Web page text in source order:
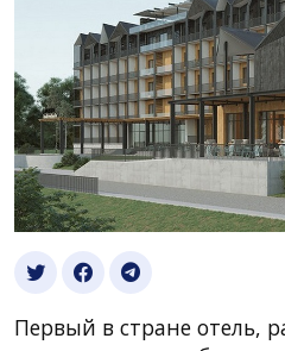
Первый в стране отель,